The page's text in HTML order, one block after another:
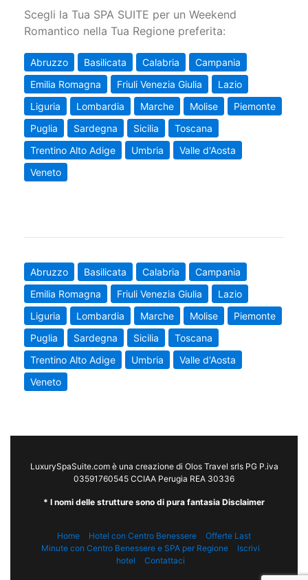
Scegli la Tua SPA SUITE per un Weekend
Romantico nella Tua Regione preferita:
Abruzzo Basilicata Calabria
Campania
Emilia Romagna
Friuli Venezia Giulia
Lazio
Liguria
Lombardia Marche Molise
Piemonte
Puglia
Sardegna Sicilia
Toscana
Trentino Alto Adige
Umbria
Valle d'Aosta
Veneto
Abruzzo Basilicata Calabria
Campania
Emilia Romagna
Friuli Venezia Giulia
Lazio
Liguria
Lombardia Marche Molise
Piemonte
Puglia
Sardegna Sicilia
Toscana
Trentino Alto Adige
Umbria
Valle d'Aosta
Veneto
LuxurySpaSuite.com è una creazione di Olos Travel srls PG P.iva
03591760545 CCIAA Perugia REA 30336
* I nomi delle strutture sono di pura fantasia Disclaimer
Home Hotel con Centro Benessere
Offerte Last
Minute con Centro Benessere e SPA per Regione
Iscrivi
hotel
Contattaci